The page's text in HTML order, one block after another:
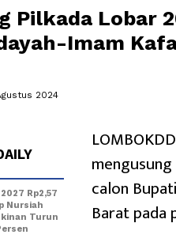
Pilkada Lobar
Imam
2024
calon
Barat pada
Rp2,57
Nursiah
Turun